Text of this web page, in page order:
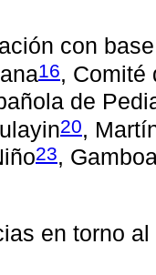
con
16, Comité
de
20,
23,
en torno